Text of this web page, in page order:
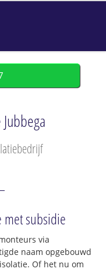
subsidie
via
naam opgebouwd
Of het nu om